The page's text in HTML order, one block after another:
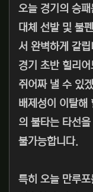
오늘 경기의 승패
대체 선발 및 불
서 완벽하게 갈
경기 초반 힐리
쥐어짜 낼 수 있
배제성이 이탈
의 불타는 타선
불가능합니다.
특히 오늘 만루